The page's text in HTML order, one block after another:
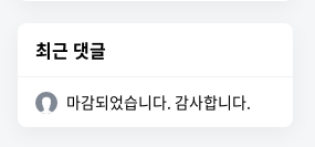
최근 댓글
마감되었습니다. 감사합니다.